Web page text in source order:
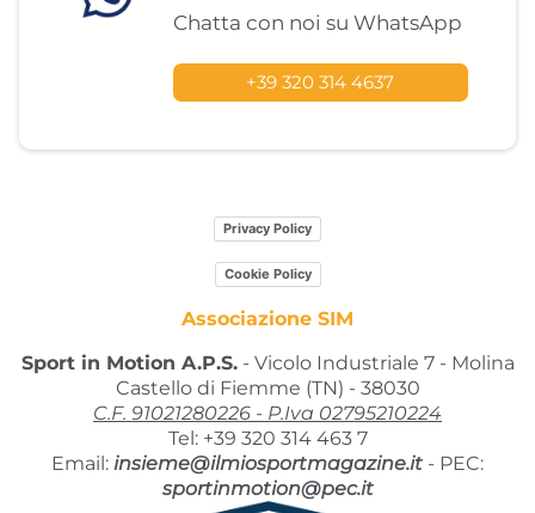
Chatta con noi su WhatsApp
+39 320 314 4637
Sport in Motion A.P.S.- Vicolo Industriale 7 - Molina
Castello di Fiemme (TN) - 38030
C.F. 91021280226 - P.Iva 02795210224
Tel: +39 320 314 463 7
Email: insieme@ilmiosportmagazine.it - PEC:
sportinmotion@pec.it
Privacy Policy
Cookie Policy
Associazione SIM